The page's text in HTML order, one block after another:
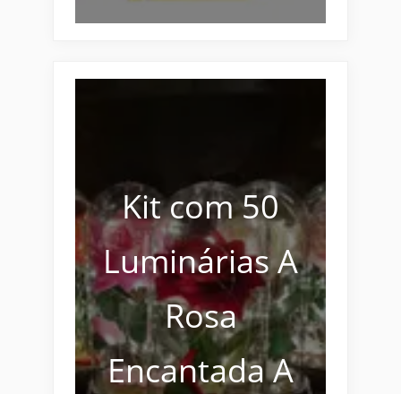
Kit com 50
Luminárias A
Rosa
Encantada A